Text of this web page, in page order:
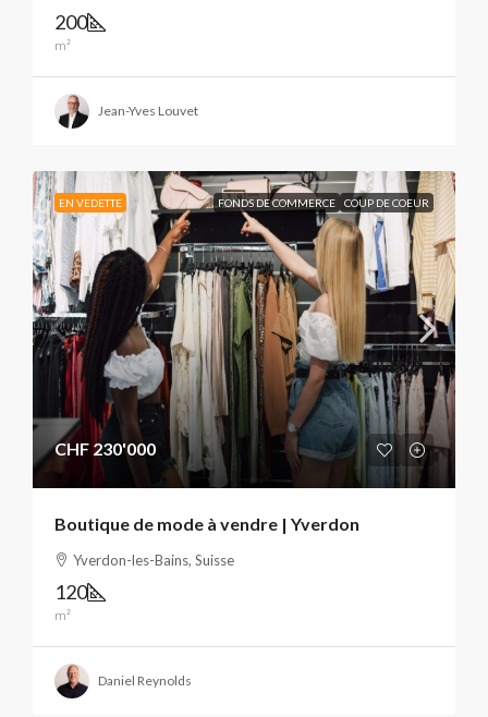
200
m²
Jean-Yves Louvet
EN VEDETTE FONDS DE COMMERCE COUP DE COEUR
CHF 230'000
Boutique de mode à vendre | Yverdon
Yverdon-les-Bains, Suisse
120
m²
Daniel Reynolds